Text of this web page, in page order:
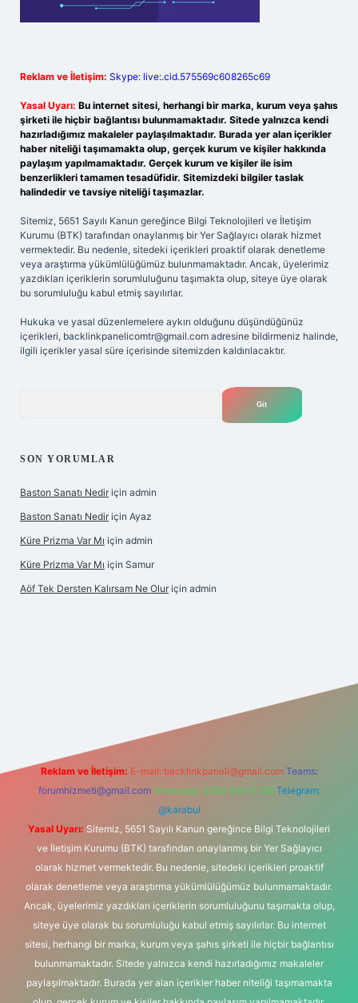
Reklam ve İletişim: Skype: live:.cid.575569c608265c69
Yasal Uyarı: Bu internet sitesi, herhangi bir marka, kurum veya şahıs
şirketi ile hiçbir bağlantısı bulunmamaktadır. Sitede yalnızca kendi
hazırladığımız makaleler paylaşılmaktadır. Burada yer alan içerikler
haber niteliği taşımamakta olup, gerçek kurum ve kişiler hakkında
paylaşım yapılmamaktadır. Gerçek kurum ve kişiler ile isim
benzerlikleri tamamen tesadüfidir. Sitemizdeki bilgiler taslak
halindedir ve tavsiye niteliği taşımazlar.
Sitemiz, 5651 Sayılı Kanun gereğince Bilgi Teknolojileri ve İletişim
Kurumu (BTK) tarafından onaylanmış bir Yer Sağlayıcı olarak hizmet
vermektedir. Bu nedenle, sitedeki içerikleri proaktif olarak denetleme
veya araştırma yükümlülüğümüz bulunmamaktadır. Ancak, üyelerimiz
yazdıkları içeriklerin sorumluluğunu taşımakta olup, siteye üye olarak
bu sorumluluğu kabul etmiş sayılırlar.
Hukuka ve yasal düzenlemelere aykırı olduğunu düşündüğünüz
içerikleri, backlinkpanelicomtr@gmail.com adresine bildirmeniz halinde,
ilgili içerikler yasal süre içerisinde sitemizden kaldırılacaktır.
SON YORUMLAR
Baston Sanatı Nedir için admin
Baston Sanatı Nedir için Ayaz
Küre Prizma Var Mı için admin
Küre Prizma Var Mı için Samur
Aöf Tek Dersten Kalırsam Ne Olur için admin
Reklam ve İletişim: E-mail: backlinkpaneli@gmail.com Teams:
forumhizmeti@gmail.com Whatsapp: 0262 606 0 726 Telegram:
@karabul
Yasal Uyarı: Sitemiz, 5651 Sayılı Kanun gereğince Bilgi Teknolojileri
ve İletişim Kurumu (BTK) tarafından onaylanmış bir Yer Sağlayıcı
olarak hizmet vermektedir. Bu nedenle, sitedeki içerikleri proaktif
olarak denetleme veya araştırma yükümlülüğümüz bulunmamaktadır.
Ancak, üyelerimiz yazdıkları içeriklerin sorumluluğunu taşımakta olup,
siteye üye olarak bu sorumluluğu kabul etmiş sayılırlar. Bu internet
sitesi, herhangi bir marka, kurum veya şahıs şirketi ile hiçbir bağlantısı
bulunmamaktadır. Sitede yalnızca kendi hazırladığımız makaleler
paylaşılmaktadır. Burada yer alan içerikler haber niteliği taşımamakta